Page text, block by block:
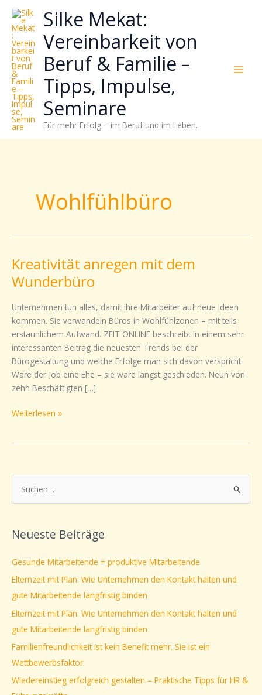
Zum
Inhalt
springen
Silke Mekat:
Vereinbarkeit von
Beruf & Familie –
Tipps, Impulse,
Seminare
Für mehr Erfolg – im Beruf und im Leben.
Wohlfühlbüro
Kreativität anregen mit dem
Wunderbüro
Unternehmen tun alles, damit ihre Mitarbeiter auf neue Ideen
kommen. Sie verwandeln Büros in Wohlfühlzonen – mit teils
erstaunlichem Aufwand. ZEIT ONLINE beschreibt in einem sehr
interessanten Beitrag die neuesten Trends bei der
Bürogestaltung und welche Erfolge man sich davon verspricht.
Wäre der Job eine Ehe – sie wäre längst geschieden. Neun von
zehn Beschäftigten […]
Kreativität
anregen
mit
dem
Wunderbüro
Weiterlesen »
u
h
n
a
c
h
:
Neueste Beiträge
Gesunde Mitarbeitende = produktive Mitarbeitende
Elternzeit mit Plan: Wie Unternehmen den Kontakt halten und
gute Mitarbeitende langfristig binden
Elternzeit mit Plan: Wie Unternehmen den Kontakt halten und
gute Mitarbeitende langfristig binden
Familienfreundlichkeit ist kein Benefit mehr. Sie ist ein
Wettbewerbsfaktor.
Wiedereinstieg erfolgreich gestalten – Praktische Tipps für HR &
wie
sich
Stress
reduzieren
Energie
gezielter
einsetzen
lässt?
Einfach